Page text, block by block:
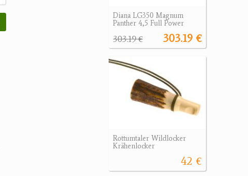
Diana LG350 Magnum
Panther 4,5 Full Power
303.19 €
303.19 €
Rottumtaler Wildlocker
Krähenlocker
42 €